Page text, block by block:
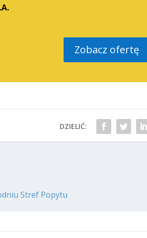
Zobacz ofertę
DZIELIĆ:
Stref Popytu